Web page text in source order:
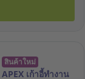
สินค้าใหม่
APEX เก้าอี้ทำงาน